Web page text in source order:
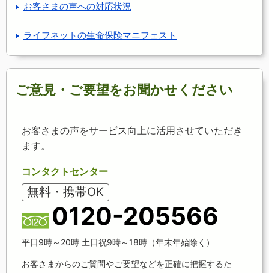
お客さまの声への対応状況
ライフネットの生命保険マニフェスト
ご意見・ご要望をお聞かせください
お客さまの声をサービス向上に活用させていただき
ます。
コンタクトセンター
0120-205566
無料・携帯OK
平日9時～20時 土日祝9時～18時（年末年始除く）
お客さまからのご質問やご要望などを正確に把握するた